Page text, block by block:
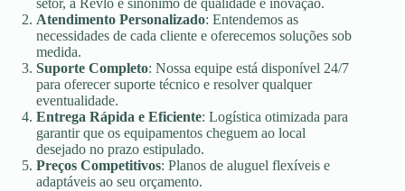
setor, a Revlo é sinônimo de qualidade e inovação.
Atendimento Personalizado: Entendemos as
necessidades de cada cliente e oferecemos soluções sob
medida.
Suporte Completo: Nossa equipe está disponível 24/7
para oferecer suporte técnico e resolver qualquer
eventualidade.
Entrega Rápida e Eficiente: Logística otimizada para
garantir que os equipamentos cheguem ao local
desejado no prazo estipulado.
Preços Competitivos: Planos de aluguel flexíveis e
adaptáveis ao seu orçamento.